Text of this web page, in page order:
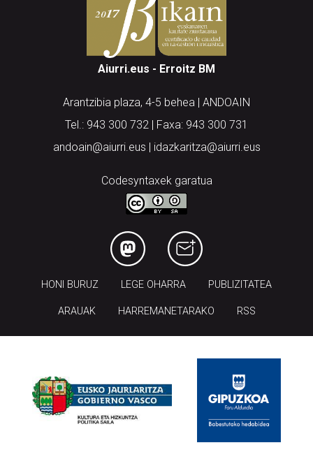
Aiurri.eus - Erroitz BM
Arantzibia plaza, 4-5 behea | ANDOAIN
Tel.: 943 300 732 | Faxa: 943 300 731
andoain@aiurri.eus | idazkaritza@aiurri.eus
Codesyntaxek garatua
HONI BURUZ LEGE OHARRA PUBLIZITATEA
ARAUAK HARREMANETARAKO RSS